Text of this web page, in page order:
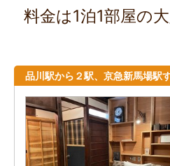
料金は1泊1部屋の
品川駅から２駅、京急新馬場駅